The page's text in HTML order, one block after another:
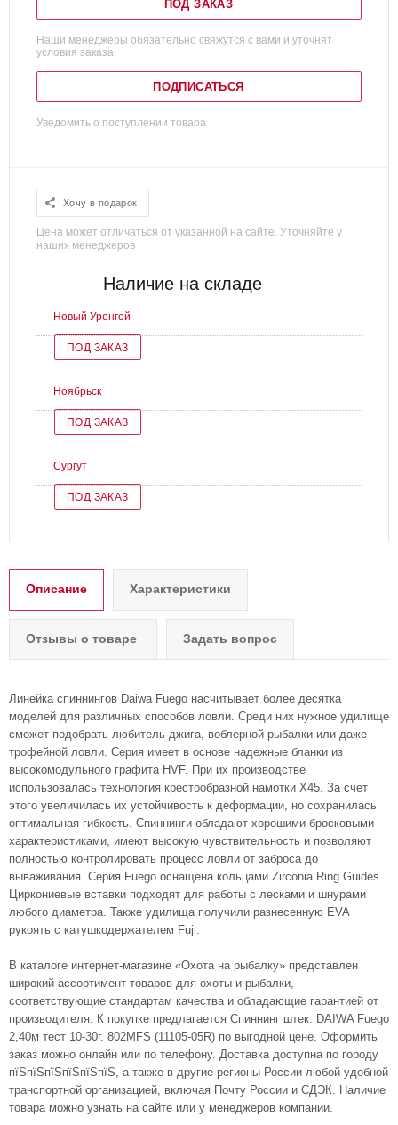
ПОД ЗАКАЗ
Наши менеджеры обязательно свяжутся с вами и уточнят
условия заказа
ПОДПИСАТЬСЯ
Уведомить о поступлении товара
Хочу в подарок!
Цена может отличаться от указанной на сайте. Уточняйте у
наших менеджеров
Наличие на складе
Новый Уренгой
ПОД ЗАКАЗ
Ноябрьск
ПОД ЗАКАЗ
Сургут
ПОД ЗАКАЗ
Описание Характеристики
Отзывы о товаре Задать вопрос
Линейка спиннингов Daiwa Fuego насчитывает более десятка
моделей для различных способов ловли. Среди них нужное удилище
сможет подобрать любитель джига, воблерной рыбалки или даже
трофейной ловли. Серия имеет в основе надежные бланки из
высокомодульного графита HVF. При их производстве
использовалась технология крестообразной намотки X45. За счет
этого увеличилась их устойчивость к деформации, но сохранилась
оптимальная гибкость. Спиннинги обладают хорошими бросковыми
характеристиками, имеют высокую чувствительность и позволяют
полностью контролировать процесс ловли от заброса до
вываживания. Серия Fuego оснащена кольцами Zirconia Ring Guides.
Циркониевые вставки подходят для работы с лесками и шнурами
любого диаметра. Также удилища получили разнесенную EVA
рукоять с катушкодержателем Fuji.
В каталоге интернет-магазине «Охота на рыбалку» представлен
широкий ассортимент товаров для охоты и рыбалки,
соответствующие стандартам качества и обладающие гарантией от
производителя. К покупке предлагается Спиннинг штек. DAIWA Fuego
2,40м тест 10-30г. 802MFS (11105-05R) по выгодной цене. Оформить
заказ можно онлайн или по телефону. Доставка доступна по городу
пїЅпїЅпїЅпїЅпїЅпїЅ, а также в другие регионы России любой удобной
транспортной организацией, включая Почту России и СДЭК. Наличие
товара можно узнать на сайте или у менеджеров компании.